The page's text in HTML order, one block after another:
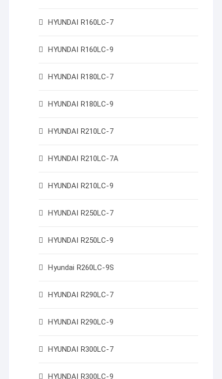
HYUNDAI R160LC-7
HYUNDAI R160LC-9
HYUNDAI R180LC-7
HYUNDAI R180LC-9
HYUNDAI R210LC-7
HYUNDAI R210LC-7A
HYUNDAI R210LC-9
HYUNDAI R250LC-7
HYUNDAI R250LC-9
Hyundai R260LC-9S
HYUNDAI R290LC-7
HYUNDAI R290LC-9
HYUNDAI R300LC-7
HYUNDAI R300LC-9